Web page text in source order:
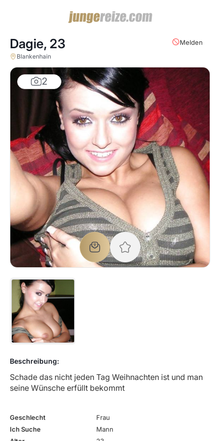
2
Melden
Dagie, 23
Blankenhain
Beschreibung:
Schade das nicht jeden Tag Weihnachten ist und man
seine Wünsche erfüllt bekommt
Geschlecht
Frau
Ich Suche
Mann